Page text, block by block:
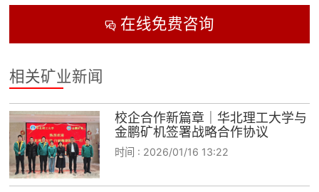
在线免费咨询
相关矿业新闻
校企合作新篇章｜华北理工大学与
金鹏矿机签署战略合作协议
时间 : 2026/01/16 13:22